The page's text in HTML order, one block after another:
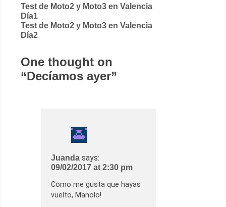
Post
navigation
Test de Moto2 y Moto3 en Valencia
Día1
Test de Moto2 y Moto3 en Valencia
Día2
One thought on
“Decíamos ayer”
Juanda says:
09/02/2017 at 2:30 pm
Como me gusta que hayas
vuelto, Manolo!